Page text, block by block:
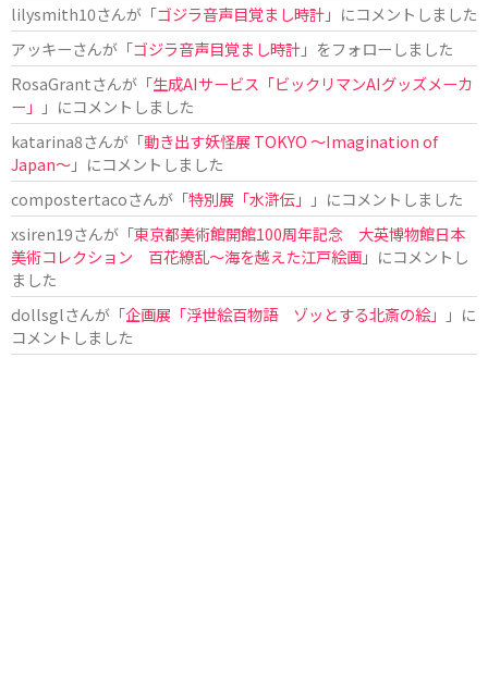
lilysmith10さんが「ゴジラ音声目覚まし時計」にコメントしました
アッキーさんが「ゴジラ音声目覚まし時計」をフォローしました
RosaGrantさんが「生成AIサービス「ビックリマンAIグッズメーカ
ー」
」にコメントしました
katarina8さんが「動き出す妖怪展 TOKYO 〜Imagination of
Japan〜」にコメントしました
compostertacoさんが「特別展「水滸伝」
」にコメントしました
xsiren19さんが「東京都美術館開館100周年記念 大英博物館日本
美術コレクション 百花繚乱～海を越えた江戸絵画」にコメントし
ました
dollsglさんが「企画展「浮世絵百物語 ゾッとする北斎の絵」
」に
コメントしました